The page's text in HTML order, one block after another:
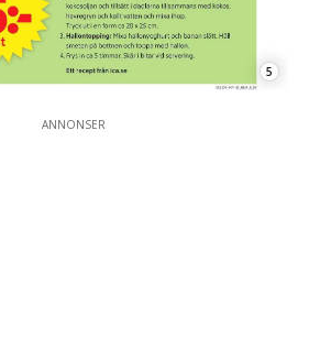
5
ANNONSER